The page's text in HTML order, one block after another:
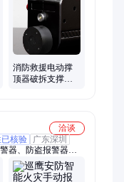
消防救援电动撑
顶器破拆支撑顶
洽谈
核验
广东深圳
器、防盗报警器、
园防霸凌报警器、定
慧消防、智慧用电、